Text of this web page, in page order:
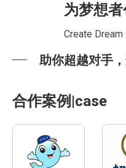
为梦想
Create Dream
助你超越对手
合作案例|case